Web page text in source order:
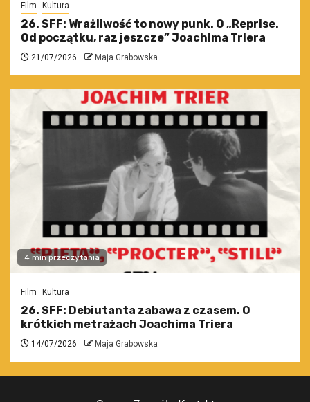
Film Kultura
26. SFF: Wrażliwość to nowy punk. O „Reprise.
Od początku, raz jeszcze” Joachima Triera
21/07/2026 Maja Grabowska
4 min przeczytania
Film Kultura
26. SFF: Debiutanta zabawa z czasem. O
krótkich metrażach Joachima Triera
14/07/2026 Maja Grabowska